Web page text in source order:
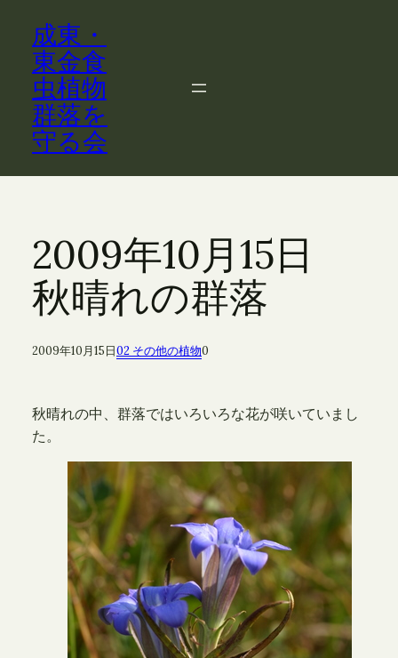
成東・
東金食
虫植物
群落を
守る会
2009年10月15日
秋晴れの群落
2009年10月15日02 その他の植物0
秋晴れの中、群落ではいろいろな花が咲いていまし
た。